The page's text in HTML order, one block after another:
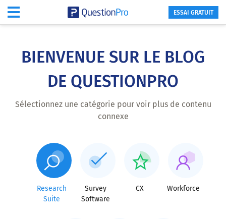
content
ESSAI GRATUIT
BIENVENUE SUR LE BLOG
DE QUESTIONPRO
Sélectionnez une catégorie pour voir plus de contenu
connexe
Research
Suite
Survey
Software
CX Workforce